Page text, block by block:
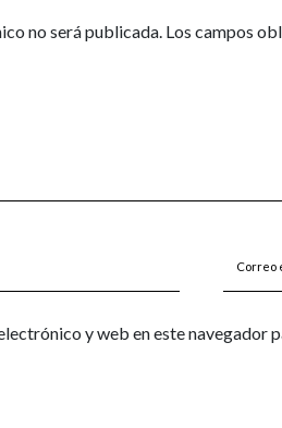
no será publicada. Los campos
y web en este navegador